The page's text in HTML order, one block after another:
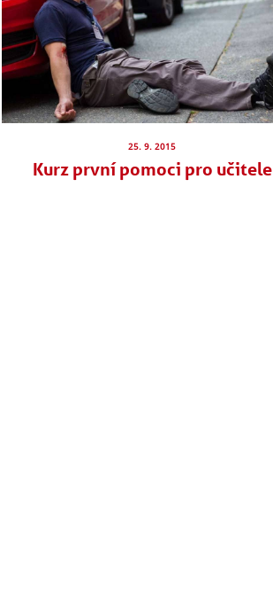
25. 9. 2015
Kurz první pomoci pro učitele